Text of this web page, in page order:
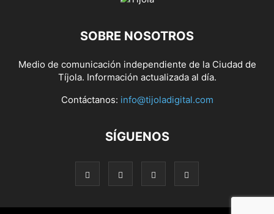
SOBRE NOSOTROS
Medio de comunicación independiente de la Ciudad de
Tíjola. Información actualizada al día.
Contáctanos: info@tijoladigital.com
SÍGUENOS